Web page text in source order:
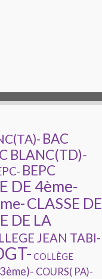
BAC
BLANC(TD)-
BEPC
DE 4ème-
CLASSE DE
DE LA
JEAN TABI-
COLLÈGE
COURS( PA)-